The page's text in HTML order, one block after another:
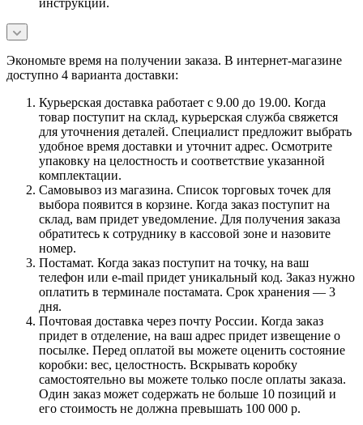
Экономьте время на получении заказа. В интернет-магазине
доступно 4 варианта доставки:
Курьерская доставка работает с 9.00 до 19.00. Когда
товар поступит на склад, курьерская служба свяжется
для уточнения деталей. Специалист предложит выбрать
удобное время доставки и уточнит адрес. Осмотрите
упаковку на целостность и соответствие указанной
комплектации.
Самовывоз из магазина. Список торговых точек для
выбора появится в корзине. Когда заказ поступит на
склад, вам придет уведомление. Для получения заказа
обратитесь к сотруднику в кассовой зоне и назовите
номер.
Постамат. Когда заказ поступит на точку, на ваш
телефон или e-mail придет уникальный код. Заказ нужно
оплатить в терминале постамата. Срок хранения — 3
дня.
Почтовая доставка через почту России. Когда заказ
придет в отделение, на ваш адрес придет извещение о
посылке. Перед оплатой вы можете оценить состояние
коробки: вес, целостность. Вскрывать коробку
самостоятельно вы можете только после оплаты заказа.
Один заказ может содержать не больше 10 позиций и
его стоимость не должна превышать 100 000 р.